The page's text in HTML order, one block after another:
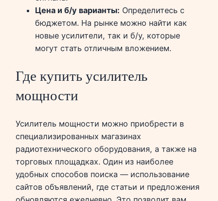
Цена и б/у варианты: Определитесь с
бюджетом. На рынке можно найти как
новые усилители, так и б/у, которые
могут стать отличным вложением.
Где купить усилитель
мощности
Усилитель мощности можно приобрести в
специализированных магазинах
радиотехнического оборудования, а также на
торговых площадках. Один из наиболее
удобных способов поиска — использование
сайтов объявлений, где статьи и предложения